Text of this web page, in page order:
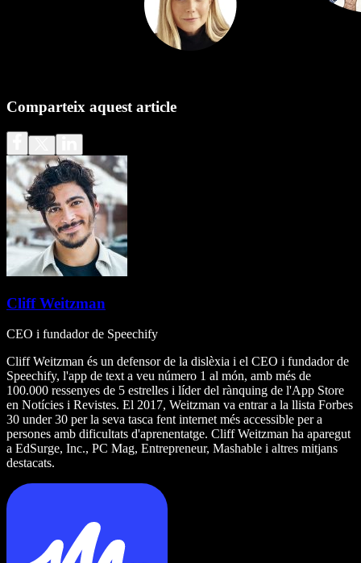
Comparteix aquest article
Cliff Weitzman
CEO i fundador de Speechify
Cliff Weitzman és un defensor de la dislèxia i el CEO i fundador de
Speechify, l'app de text a veu número 1 al món, amb més de
100.000 ressenyes de 5 estrelles i líder del rànquing de l'App Store
en Notícies i Revistes. El 2017, Weitzman va entrar a la llista Forbes
30 under 30 per la seva tasca fent internet més accessible per a
persones amb dificultats d'aprenentatge. Cliff Weitzman ha aparegut
a EdSurge, Inc., PC Mag, Entrepreneur, Mashable i altres mitjans
destacats.